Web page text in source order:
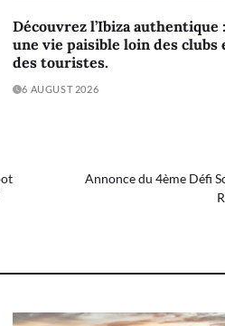
Découvrez l’Ibiza authentique :
une vie paisible loin des clubs
des touristes.
6 AUGUST 2026
Annonce du 4ème Défi